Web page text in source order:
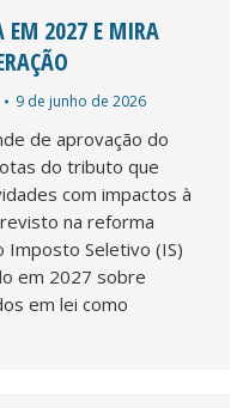
EM 2027 E MIRA
9 de junho de 2026
de aprovação do
do tributo que
com impactos à
na reforma
Imposto Seletivo (IS)
em 2027 sobre
em lei como